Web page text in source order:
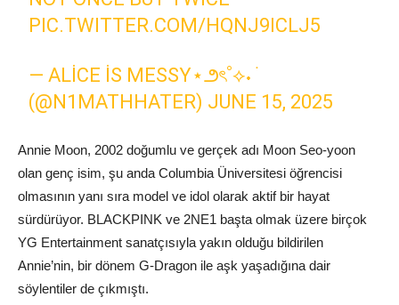
PIC.TWITTER.COM/HQNJ9ICLJ5
— ALICE IS MESSY⋆౨ৎ˚⟡˖ ࣪
(@N1MATHHATER) JUNE 15, 2025
Annie Moon, 2002 doğumlu ve gerçek adı Moon Seo-yoon
olan genç isim, şu anda Columbia Üniversitesi öğrencisi
olmasının yanı sıra model ve idol olarak aktif bir hayat
sürdürüyor. BLACKPINK ve 2NE1 başta olmak üzere birçok
YG Entertainment sanatçısıyla yakın olduğu bildirilen
Annie’nin, bir dönem G-Dragon ile aşk yaşadığına dair
söylentiler de çıkmıştı.